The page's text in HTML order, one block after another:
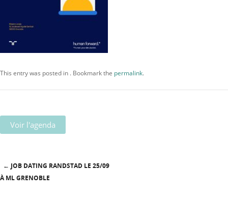
This entry was posted in . Bookmark the permalink.
Voir l'agenda
Post navigation
← JOB DATING RANDSTAD LE 25/09
À ML GRENOBLE